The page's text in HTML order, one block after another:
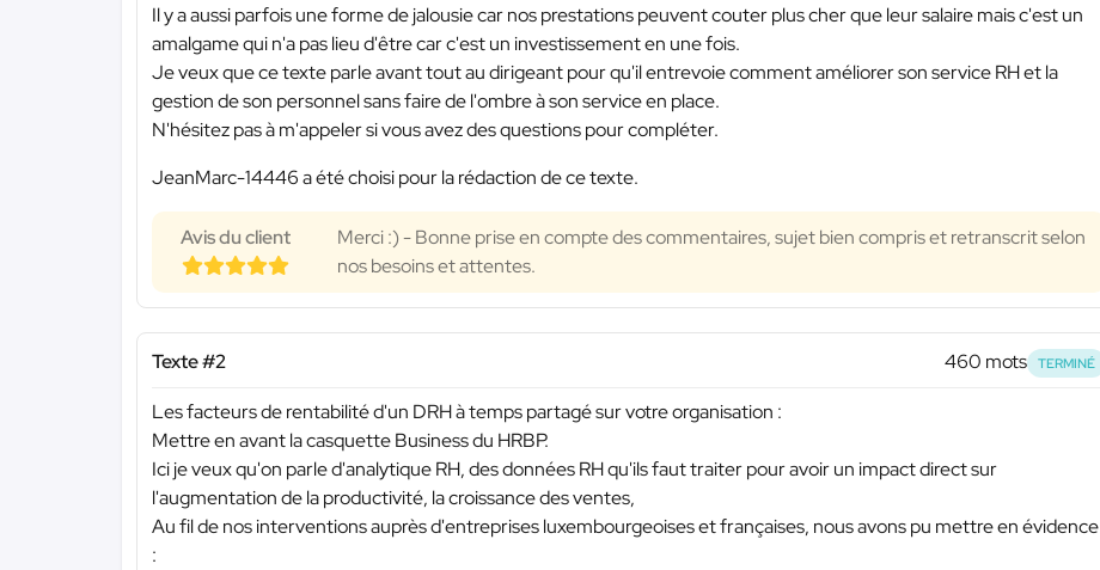
Il y a aussi parfois une forme de jalousie car nos prestations peuvent couter plus cher que leur salaire mais c'est un
amalgame qui n'a pas lieu d'être car c'est un investissement en une fois.
Je veux que ce texte parle avant tout au dirigeant pour qu'il entrevoie comment améliorer son service RH et la
gestion de son personnel sans faire de l'ombre à son service en place.
N'hésitez pas à m'appeler si vous avez des questions pour compléter.
JeanMarc-14446 a été choisi pour la rédaction de ce texte.
Avis du client
Merci :) - Bonne prise en compte des commentaires, sujet bien compris et retranscrit selon
nos besoins et attentes.
Texte #2 460 mots TERMINÉ
Les facteurs de rentabilité d'un DRH à temps partagé sur votre organisation :
Mettre en avant la casquette Business du HRBP.
Ici je veux qu'on parle d'analytique RH, des données RH qu'ils faut traiter pour avoir un impact direct sur
l'augmentation de la productivité, la croissance des ventes,
Au fil de nos interventions auprès d'entreprises luxembourgeoises et françaises, nous avons pu mettre en évidence
: